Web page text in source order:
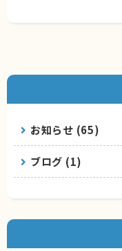
お知らせ (65)
ブログ (1)